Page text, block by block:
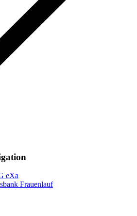
eXa
Frauenlauf